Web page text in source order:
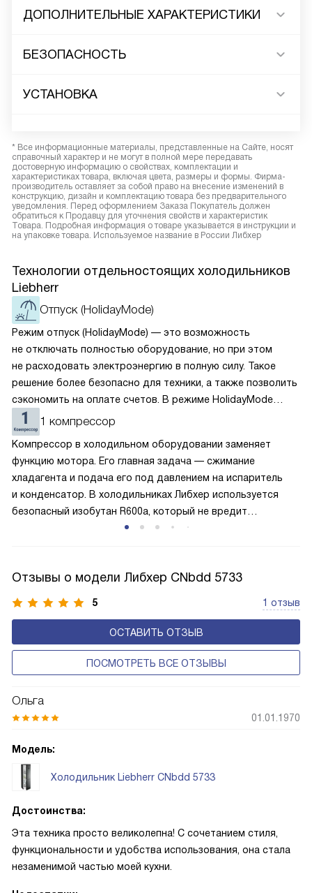
ДОПОЛНИТЕЛЬНЫЕ ХАРАКТЕРИСТИКИ
БЕЗОПАСНОСТЬ
УСТАНОВКА
* Все информационные материалы, представленные на Сайте, носят
справочный характер и не могут в полной мере передавать
достоверную информацию о свойствах, комплектации и
характеристиках товара, включая цвета, размеры и формы. Фирма-
производитель оставляет за собой право на внесение изменений в
конструкцию, дизайн и комплектацию товара без предварительного
уведомления. Перед оформлением Заказа Покупатель должен
обратиться к Продавцу для уточнения свойств и характеристик
Товара. Подробная информация о товаре указывается в инструкции и
на упаковке товара. Используемое название в России Либхер
Технологии отдельностоящих холодильников
Liebherr
Отпуск (HolidayMode)
Режим отпуск (HolidayMode) — это возможность
не отключать полностью оборудование, но при этом
не расходовать электроэнергию в полную силу. Такое
решение более безопасно для техники, а также позволить
сэкономить на оплате счетов. В режиме HolidayMode
вентилятор и суперохлаждение не работают, а в камере
устанавливается температура в районе +15 градусов. Это
позволяет сохранить продукты на определённое время
и избежать появление неприятных запахов.
1 компрессор
Компрессор в холодильном оборудовании заменяет
функцию мотора. Его главная задача — сжимание
хладагента и подача его под давлением на испаритель
и конденсатор. В холодильниках Либхер используется
безопасный изобутан R600a, который не вредит
окружающей среде. Компрессор перегоняет его
и быстрее происходит охлаждение, затрачивается
Отзывы о модели Либхер CNbdd 5733
5 1 отзыв
ОСТАВИТЬ ОТЗЫВ
ПОСМОТРЕТЬ ВСЕ ОТЗЫВЫ
Ольга
01.01.1970
Модель:
Холодильник Liebherr CNbdd 5733
Достоинства:
Эта техника просто великолепна! С сочетанием стиля,
функциональности и удобства использования, она стала
незаменимой частью моей кухни.